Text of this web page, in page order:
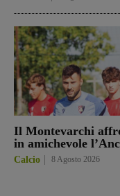
Il Montevarchi
in amichevole
Calcio 8 Agosto 2026